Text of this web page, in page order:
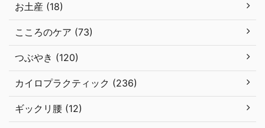
お土産 (18)
こころのケア (73)
つぶやき (120)
カイロプラクティック (236)
ギックリ腰 (12)